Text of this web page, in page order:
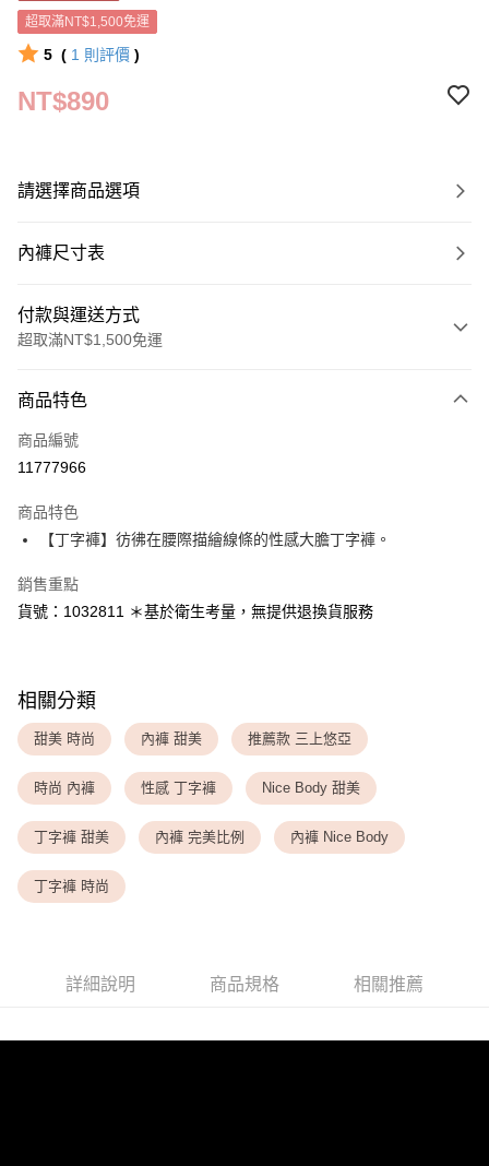
超取滿NT$1,500免運
5 ( 1 則評價 )
NT$890
請選擇商品選項
內褲尺寸表
付款與運送方式
超取滿NT$1,500免運
信用卡一次付款
超商取貨付款
Apple Pay
運送方式
全家取貨付款
付款後全家取貨
每筆NT$80，滿NT$1,500(含以上)免運費
每筆NT$9,999
<無合作配送請勿選取>付款後萊爾富取貨
7-11取貨付款
付款後7-11取貨
黑貓宅配
商品特色
商品編號
11777966
商品特色
【丁字褲】彷彿在腰際描繪線條的性感大膽丁字褲。
銷售重點
貨號：1032811 ＊基於衛生考量，無提供退換貨服務
相關分類
甜美 時尚 內褲 甜美 推薦款 三上悠亞
時尚 內褲 性感 丁字褲 Nice Body 甜美
丁字褲 甜美 內褲 完美比例 內褲 Nice Body
丁字褲 時尚
詳細說明 商品規格 相關推薦